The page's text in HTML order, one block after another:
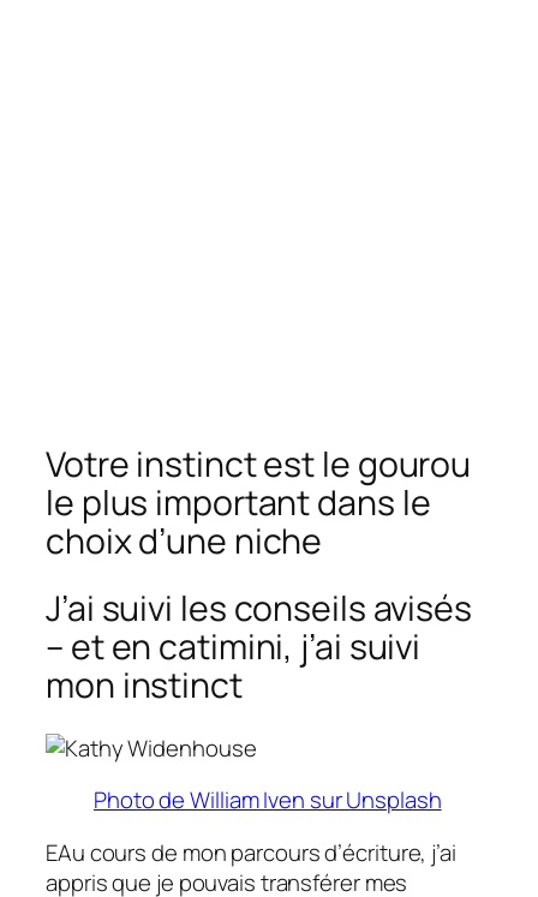
Votre instinct est le gourou
le plus important dans le
choix d’une niche
J’ai suivi les conseils avisés
– et en catimini, j’ai suivi
mon instinct
Photo de William Iven sur Unsplash
EAu cours de mon parcours d’écriture, j’ai
appris que je pouvais transférer mes